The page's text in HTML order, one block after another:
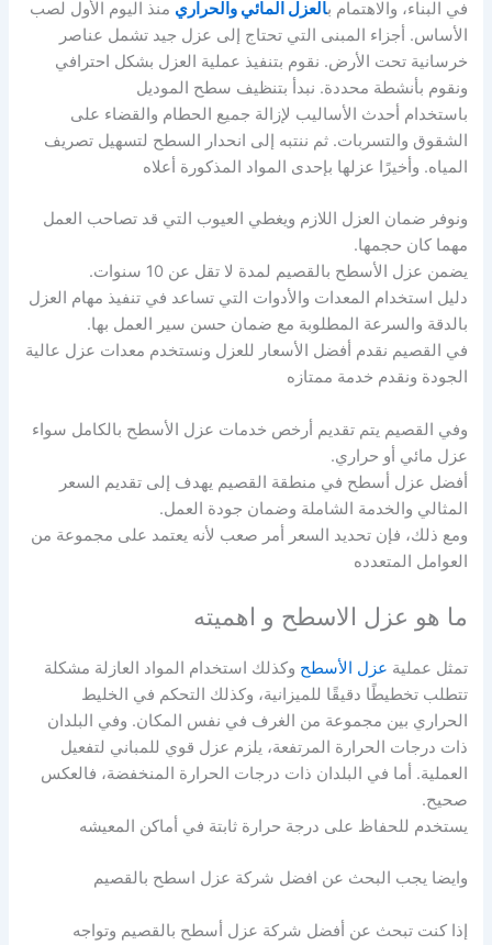
في البناء، والاهتمام بالعزل المائي والحراري منذ اليوم الأول لصب
الأساس. أجزاء المبنى التي تحتاج إلى عزل جيد تشمل عناصر
خرسانية تحت الأرض. نقوم بتنفيذ عملية العزل بشكل احترافي
ونقوم بأنشطة محددة. نبدأ بتنظيف سطح الموديل
باستخدام أحدث الأساليب لإزالة جميع الحطام والقضاء على
الشقوق والتسربات. ثم ننتبه إلى انحدار السطح لتسهيل تصريف
المياه. وأخيرًا عزلها بإحدى المواد المذكورة أعلاه
ونوفر ضمان العزل اللازم ويغطي العيوب التي قد تصاحب العمل
مهما كان حجمها.
يضمن عزل الأسطح بالقصيم لمدة لا تقل عن 10 سنوات.
دليل استخدام المعدات والأدوات التي تساعد في تنفيذ مهام العزل
بالدقة والسرعة المطلوبة مع ضمان حسن سير العمل بها.
في القصيم نقدم أفضل الأسعار للعزل ونستخدم معدات عزل عالية
الجودة ونقدم خدمة ممتازه
وفي القصيم يتم تقديم أرخص خدمات عزل الأسطح بالكامل سواء
عزل مائي أو حراري.
أفضل عزل أسطح في منطقة القصيم يهدف إلى تقديم السعر
المثالي والخدمة الشاملة وضمان جودة العمل.
ومع ذلك، فإن تحديد السعر أمر صعب لأنه يعتمد على مجموعة من
العوامل المتعدده
ما هو عزل الاسطح و اهميته
تمثل عملية عزل الأسطح وكذلك استخدام المواد العازلة مشكلة
تتطلب تخطيطًا دقيقًا للميزانية، وكذلك التحكم في الخليط
الحراري بين مجموعة من الغرف في نفس المكان. وفي البلدان
ذات درجات الحرارة المرتفعة، يلزم عزل قوي للمباني لتفعيل
العملية. أما في البلدان ذات درجات الحرارة المنخفضة، فالعكس
صحيح.
يستخدم للحفاظ على درجة حرارة ثابتة في أماكن المعيشه
وايضا يجب البحث عن افضل شركة عزل اسطح بالقصيم
إذا كنت تبحث عن أفضل شركة عزل أسطح بالقصيم وتواجه